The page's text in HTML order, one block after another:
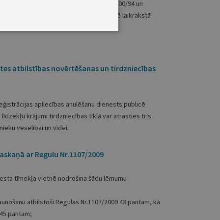
nosaukums atbilst regulas Nr. 2100/94un
šķirnes nosaukumu publicē laikrakstā
atbilstības novērtēšanas un tirdzniecības
apliecības anulēšanu dienests publicē
līdzekļu krājumi tirdzniecības tīklā var atrasties trīs
veselībai un videi.
ar Regulu Nr.1107/2009
tīmekļa vietnē nodrošina šādu lēmumu
atbilstoši Regulas Nr.1107/2009 43.pantam, kā